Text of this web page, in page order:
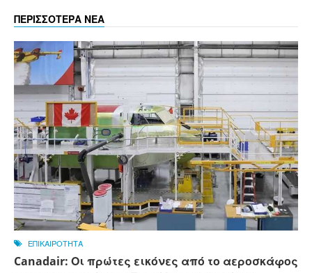
ΠΕΡΙΣΣΟΤΕΡΑ ΝΕΑ
ΕΠΙΚΑΙΡΟΤΗΤΑ
Canadair: Οι πρώτες εικόνες από το αεροσκάφος